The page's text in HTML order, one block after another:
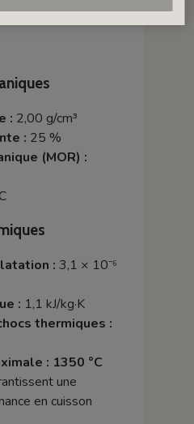
: 2,00 g/cm³
: 25 %
(MOR) :
: 3,1 × 10⁻⁶
: 1,1 kJ/kg·K
thermiques :
: 1350 °C
une
en cuisson